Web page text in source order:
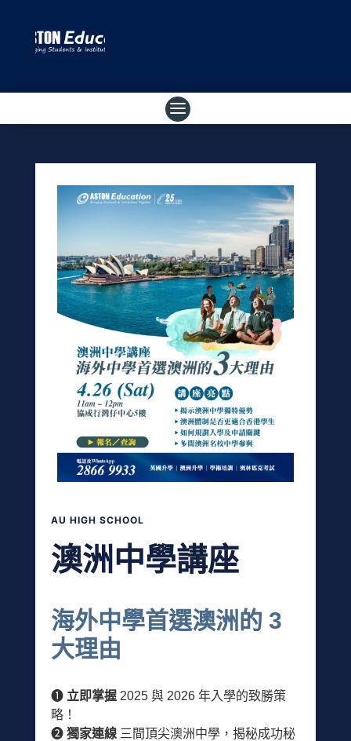
AU HIGH SCHOOL
澳洲中學講座
海外中學首選澳洲的 3
大理由
➊ 立即掌握2025 與 2026 年入學的致勝策
略！
➋ 獨家連線三間頂尖澳洲中學，揭秘成功秘